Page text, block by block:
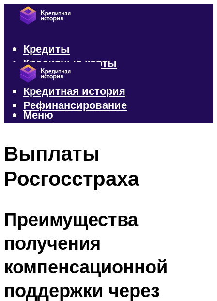
Кредиты
Кредитные карты
Микрозаймы
Кредитная история
Рефинансирование
Меню
Выплаты
Росгосстраха
Преимущества
получения
компенсационной
поддержки через